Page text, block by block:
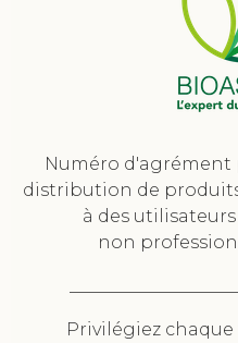
Numéro
distribution de
à des
non
Privilégiez